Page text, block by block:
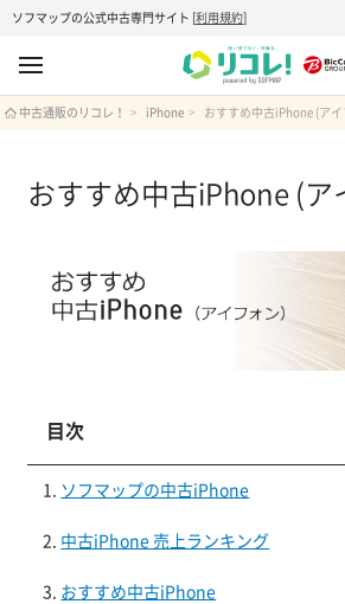
ソフマップの公式中古専門サイト [利用規約]
中古通販のリコレ！ iPhone おすすめ中古iPhone (ア
おすすめ中古iPhone (ア
目次
ソフマップの中古iPhone
中古iPhone 売上ランキング
おすすめ中古iPhone